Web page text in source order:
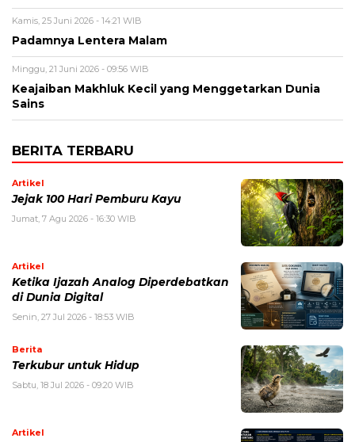
Kamis, 25 Juni 2026 - 14:21 WIB
Padamnya Lentera Malam
Minggu, 21 Juni 2026 - 09:56 WIB
Keajaiban Makhluk Kecil yang Menggetarkan Dunia
Sains
BERITA TERBARU
Artikel
Jejak 100 Hari Pemburu Kayu
Jumat, 7 Agu 2026 - 16:30 WIB
Artikel
Ketika Ijazah Analog Diperdebatkan
di Dunia Digital
Senin, 27 Jul 2026 - 18:53 WIB
Berita
Terkubur untuk Hidup
Sabtu, 18 Jul 2026 - 09:20 WIB
Artikel